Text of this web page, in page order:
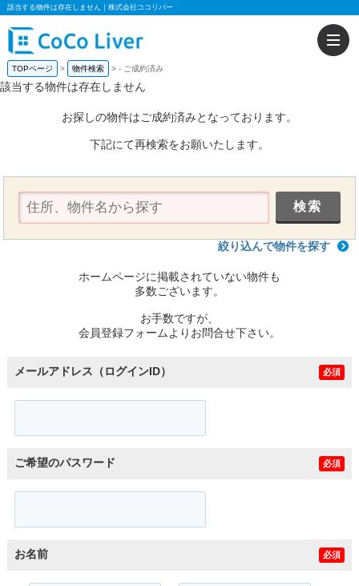
該当する物件は存在しません｜株式会社ココリバー
TOPページ 物件検索 - ご成約済み
該当する物件は存在しません
お探しの物件はご成約済みとなっております。
下記にて再検索をお願いたします。
絞り込んで物件を探す
ホームページに掲載されていない物件も
多数ございます。
お手数ですが、
会員登録フォームよりお問合せ下さい。
メールアドレス（ログインID） 必須
ご希望のパスワード 必須
お名前 必須